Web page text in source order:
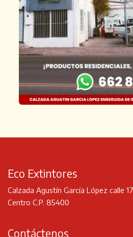
Eco Extintores
Calzada Agustín García López calle
Centro C.P. 85400
Contáctenos